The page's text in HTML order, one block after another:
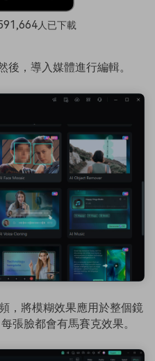
人已下載
後，導入媒體進行編輯。
，將模糊效果應用於整個鏡
張臉都會有馬賽克效果。